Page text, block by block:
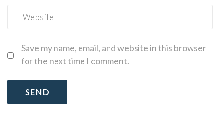
Save my name, email, and website in this browser
for the next time I comment.